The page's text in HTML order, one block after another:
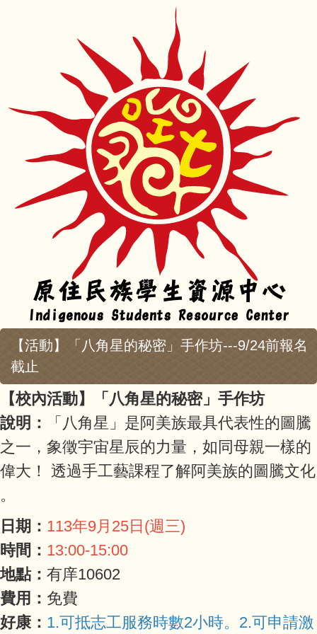
【活動】「八角星的秘密」手作坊---9/24前報名
截止
【校內活動】「八角星的秘密」手作坊
說明：
「八角星」是阿美族最具代表性的圖騰
之一，象徵宇宙星辰的力量，如同母親一樣的
偉大！ 透過手工藝課程了解阿美族的圖騰文化
。
日期： 113年9月25日(週三)
時間： 13:00-15:00
地點： 有庠10602
費用： 免費
好康： 1.可抵志工服務時數2小時。2.可申請激